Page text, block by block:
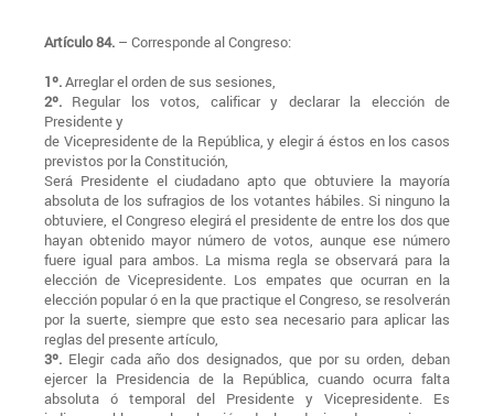
Artículo 84. – Corresponde al Congreso:
1º.Arreglar el orden de sus sesiones,
2º. Regular los votos, calificar y declarar la elección de
Presidente y
de Vicepresidente de la República, y elegir á éstos en los casos
previstos por la Constitución,
Será Presidente el ciudadano apto que obtuviere la mayoría
absoluta de los sufragios de los votantes hábiles. Si ninguno la
obtuviere, el Congreso elegirá el presidente de entre los dos que
hayan obtenido mayor número de votos, aunque ese número
fuere igual para ambos. La misma regla se observará para la
elección de Vicepresidente. Los empates que ocurran en la
elección popular ó en la que practique el Congreso, se resolverán
por la suerte, siempre que esto sea necesario para aplicar las
reglas del presente artículo,
3º. Elegir cada año dos designados, que por su orden, deban
ejercer la Presidencia de la República, cuando ocurra falta
absoluta ó temporal del Presidente y Vicepresidente. Es